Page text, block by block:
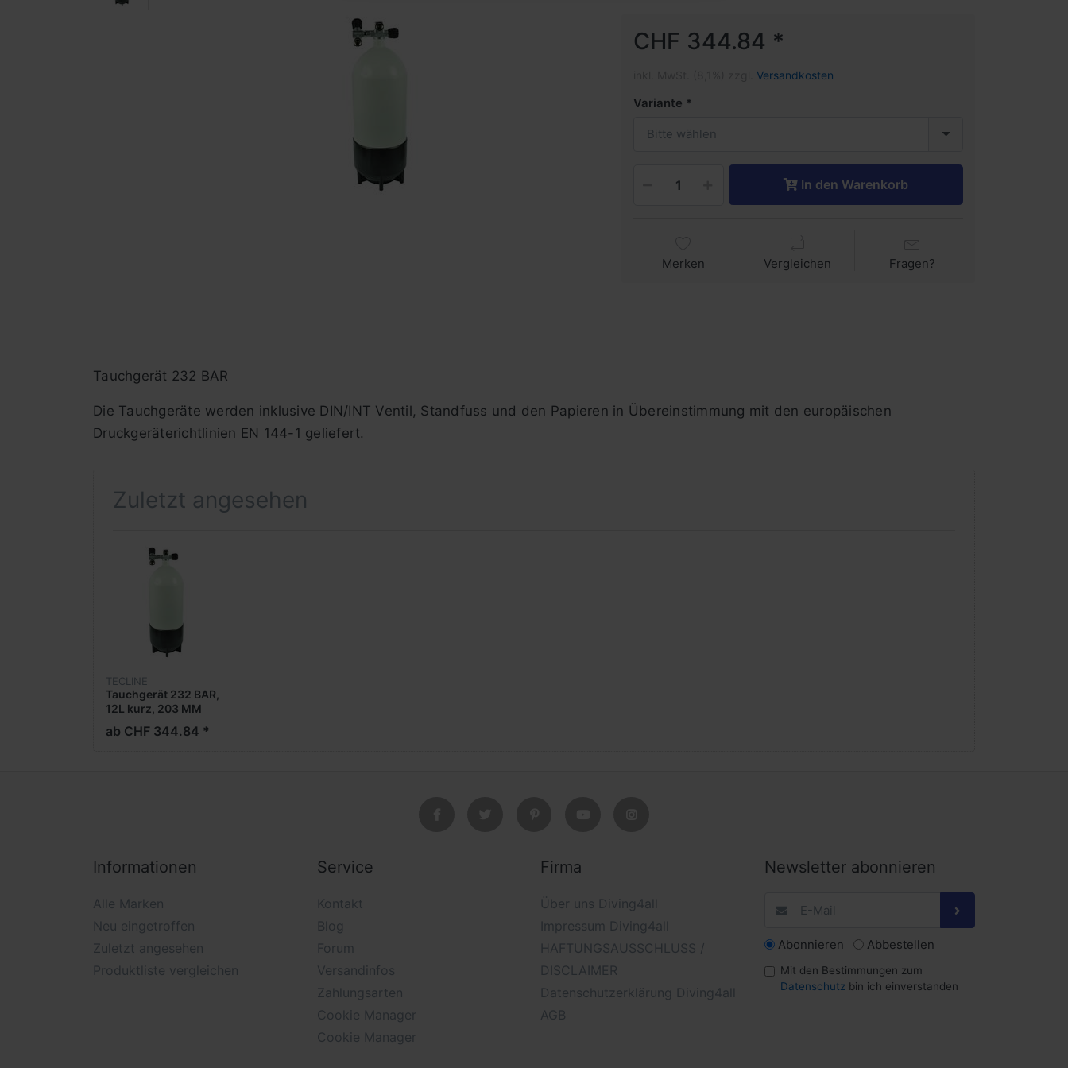
CHF 344.84 *
Versandkosten
Variante
Bitte wählen
In den Warenkorb
Merken Vergleichen Fragen?
Tauchgerät 232 BAR
Die Tauchgeräte werden inklusive DIN/INT Ventil, Standfuss und den Papieren in Übereinstimmung mit den europäischen
Druckgeräterichtlinien EN 144-1 geliefert.
Zuletzt angesehen
TECLINE
Tauchgerät 232 BAR,
12L kurz, 203 MM
ab CHF 344.84 *
Informationen
Alle Marken
Neu eingetroffen
Zuletzt angesehen
Produktliste vergleichen
Service
Kontakt
Blog
Forum
Versandinfos
Zahlungsarten
Cookie Manager
Cookie Manager
Firma
Über uns Diving4all
Impressum Diving4all
HAFTUNGSAUSSCHLUSS /
DISCLAIMER
Datenschutzerklärung Diving4all
AGB
Newsletter abonnieren
Abonnieren Abbestellen
Mit den Bestimmungen zum
Datenschutz bin ich einverstanden